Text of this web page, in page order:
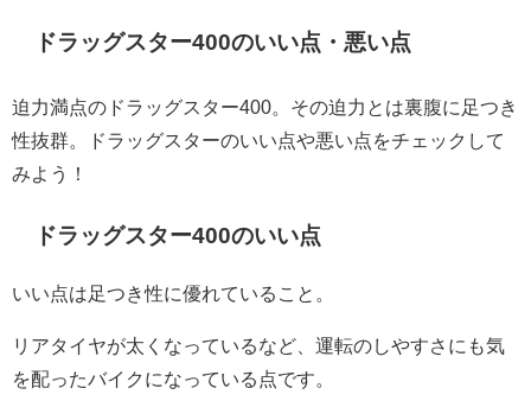
ドラッグスター400のいい点・悪い点
迫力満点のドラッグスター400。その迫力とは裏腹に足つき
性抜群。ドラッグスターのいい点や悪い点をチェックして
みよう！
ドラッグスター400のいい点
いい点は足つき性に優れていること。
リアタイヤが太くなっているなど、運転のしやすさにも気
を配ったバイクになっている点です。